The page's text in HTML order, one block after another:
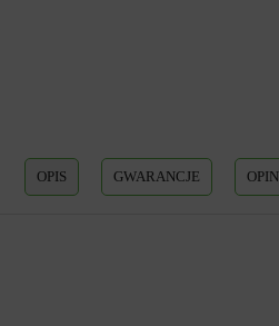
OPIS GWARANCJE